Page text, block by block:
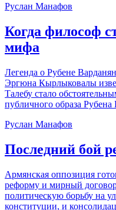
Руслан Манафов
Когда философ
мифа
Легенда о Рубене
Эргюна Кырлыковалы
Талебу стало
публичного образа
Руслан Манафов
Последний бой
Армянская оппозиция
реформу и мирный
политическую борьбу на
конституции, и